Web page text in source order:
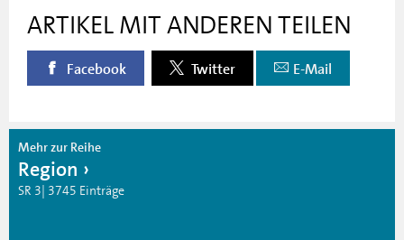
ARTIKEL MIT ANDEREN TEILEN
Facebook Twitter E-Mail
Mehr zur Reihe
Region
SR 3| 3745 Einträge